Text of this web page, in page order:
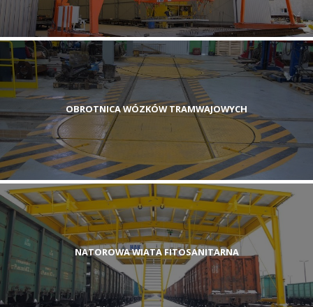
OBROTNICA WÓZKÓW TRAMWAJOWYCH
NATOROWA WIATA FITOSANITARNA